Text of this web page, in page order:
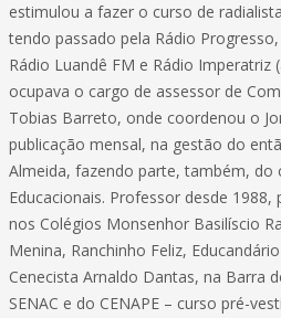
estimulou a fazer o curso de
tendo passado pela Rádio
Rádio Luandê FM e Rádio Imperatriz
ocupava o cargo de assessor de
Tobias Barreto, onde coordenou o
publicação mensal, na gestão do
Almeida, fazendo parte, também, do
Educacionais. Professor desde
nos Colégios Monsenhor Basilíscio
Menina, Ranchinho Feliz,
Cenecista Arnaldo Dantas, na Barra
SENAC e do CENAPE – curso pré-